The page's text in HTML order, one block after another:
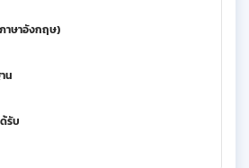
าษาอังกฤษ)
น
รับ